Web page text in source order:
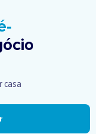
casa